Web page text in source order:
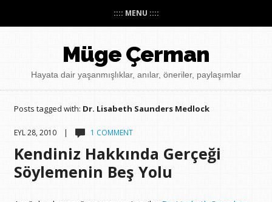
:::: MENU ::::
Müge Çerman
Hayata dair yaşanmışlıklar, anılar, öneriler, paylaşımlar
Posts tagged with: Dr. Lisabeth Saunders Medlock
EYL 28, 2010 | 1 COMMENT
Kendiniz Hakkında Gerçeği
Söylemenin Beş Yolu